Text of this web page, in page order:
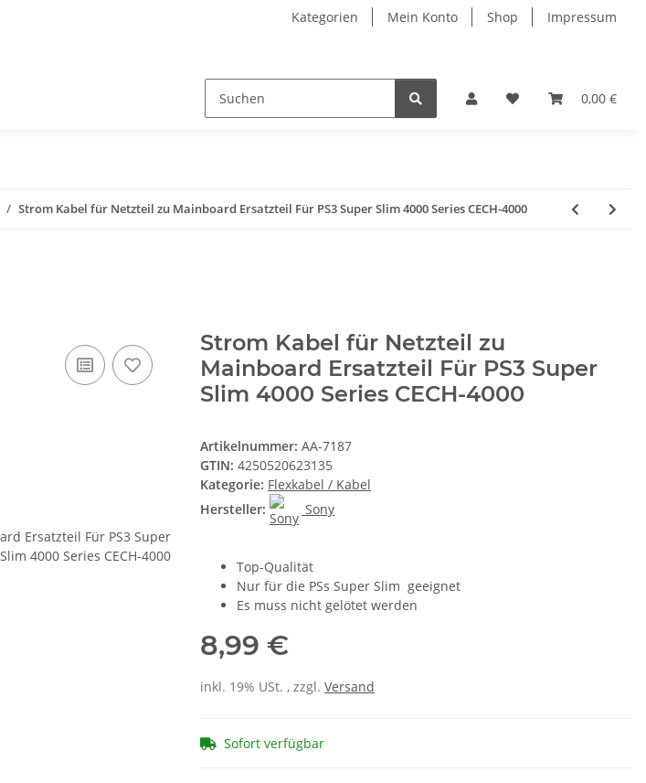
Kategorien Mein Konto Shop Impressum
0,00 €
Strom Kabel für Netzteil zu Mainboard Ersatzteil Für PS3 Super Slim 4000 Series CECH-4000
Strom Kabel für Netzteil zu
Mainboard Ersatzteil Für PS3 Super
Slim 4000 Series CECH-4000
Artikelnummer: AA-7187
GTIN: 4250520623135
Kategorie: Flexkabel / Kabel
Hersteller:
Sony
Top-Qualität
Nur für die PSs Super Slim geeignet
Es muss nicht gelötet werden
8,99 €
inkl. 19% USt. , zzgl. Versand
Sofort verfügbar